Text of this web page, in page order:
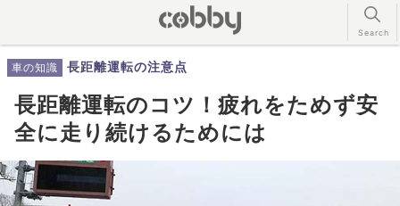
車の知識 長距離運転の注意点
長距離運転のコツ！疲れをためず安
全に走り続けるためには